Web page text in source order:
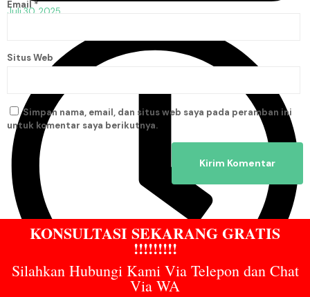
Juli 30, 2025
Email*
Situs Web
Simpan nama, email, dan situs web saya pada peramban ini
untuk komentar saya berikutnya.
KONSULTASI SEKARANG GRATIS
!!!!!!!!!
Silahkan Hubungi Kami Via Telepon dan Chat
Via WA